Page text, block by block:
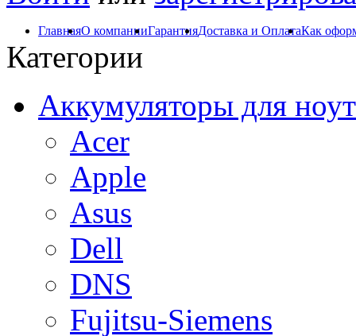
ГлавнаяО компанииГарантияДоставка и ОплатаКак
Категории
Аккумуляторы для
Acer
Apple
Asus
Dell
DNS
Fujitsu-Siemens